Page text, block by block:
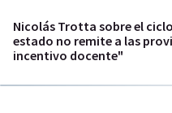
Nicolás Trotta sobre el
estado no remite a las
incentivo docente"